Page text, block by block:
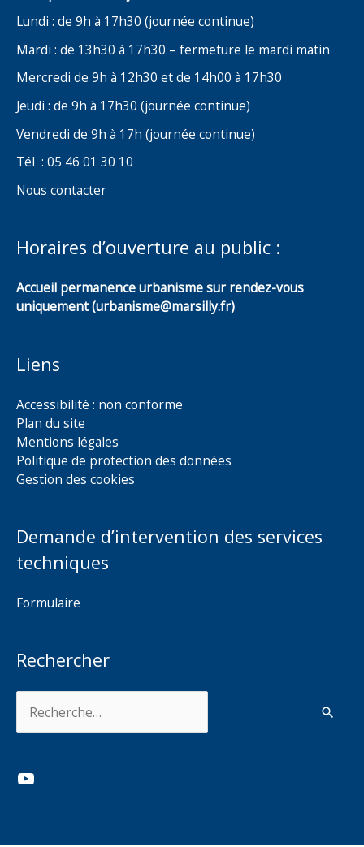
Lundi : de 9h à 17h30 (journée continue)
Mardi : de 13h30 à 17h30 – fermeture le mardi matin
Mercredi de 9h à 12h30 et de 14h00 à 17h30
Jeudi : de 9h à 17h30 (journée continue)
Vendredi de 9h à 17h (journée continue)
Tél : 05 46 01 30 10
Nous contacter
Horaires d’ouverture au public :
Accueil permanence urbanisme sur rendez-vous
uniquement (urbanisme@marsilly.fr)
Liens
Accessibilité : non conforme
Plan du site
Mentions légales
Politique de protection des données
Gestion des cookies
Demande d’intervention des services
techniques
Formulaire
Rechercher
YouTube